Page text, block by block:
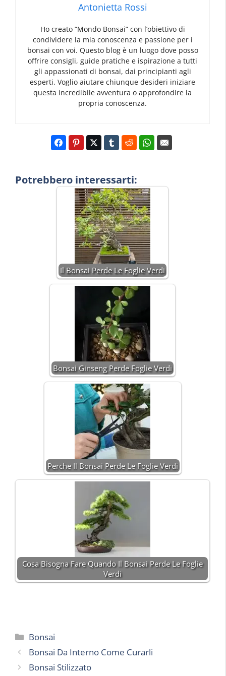
Antonietta Rossi
Ho creato “Mondo Bonsai” con l’obiettivo di
condividere la mia conoscenza e passione per i
bonsai con voi. Questo blog è un luogo dove posso
offrire consigli, guide pratiche e ispirazione a tutti
gli appassionati di bonsai, dai principianti agli
esperti. Voglio aiutare chiunque desideri iniziare
questa incredibile avventura o approfondire la
propria conoscenza.
Potrebbero interessarti:
Il Bonsai Perde Le Foglie Verdi
Bonsai Ginseng Perde Foglie Verdi
Perche Il Bonsai Perde Le Foglie Verdi
Cosa Bisogna Fare Quando Il Bonsai Perde Le Foglie
Verdi
Categorie
Bonsai
Bonsai Da Interno Come Curarli
Bonsai Stilizzato